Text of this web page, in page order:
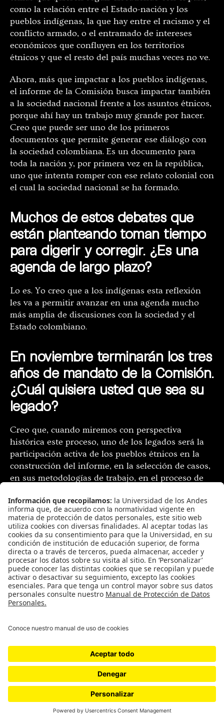
como la relación entre el Estado-nación y los
pueblos indígenas, la que hay entre el racismo y el
conflicto armado, o el entramado de intereses
económicos que confluyen en los territorios
étnicos y que el resto del país muchas veces no ve.
Ahora, más que impactar a los pueblos indígenas,
el informe de la Comisión busca impactar también
a la sociedad nacional frente a los asuntos étnicos,
porque ahí hay un trabajo muy grande por hacer.
Creo que puede ser uno de los primeros
documentos que permite generar ese diálogo con
la sociedad colombiana. Es un documento para
toda la nación y, por primera vez en la república,
uno que intenta romper con ese relato colonial con
el cual la sociedad nacional se ha formado.
Muchos de estos debates que
están planteando toman tiempo
para digerir y corregir. ¿Es una
agenda de largo plazo?
Lo es. Yo creo que a los indígenas esta reflexión
les va a permitir avanzar en una agenda mucho
más amplia de discusiones con la sociedad y el
Estado colombiano.
En noviembre terminarán los tres
años de mandato de la Comisión.
¿Cuál quisiera usted que sea su
legado?
Creo que, cuando miremos con perspectiva
histórica este proceso, uno de los legados será la
participación activa de los pueblos étnicos en la
construcción del informe, en la selección de casos,
en sus metodologías de trabajo, en el proceso de
La colombiana fue la primera Comisión de la
Verdad en el mundo que hizo un proceso de
consulta con los pueblos étnicos. Construyó una
metodología diferenciada, que parte de reconocer
los déficits y las deudas históricas, pero también
los reclamos de adecuación institucional que
tienen los pueblos étnicos del Estado y de la misma
transición a la paz. La Comisión realmente hizo un
esfuerzo grande por -de verdad- incorporarlos.
Los años nos dirán qué puede pasar, pero creo que
Muchas organizaciones indígenas nos han dicho
que quieren seguir documentando su historia, ya
no con la Comisión sino por voluntad propia, para
mostrársela al país. También he visto una
transformación enorme en las relaciones de mis
colegas respecto a lo étnico. Todo esto es parte de